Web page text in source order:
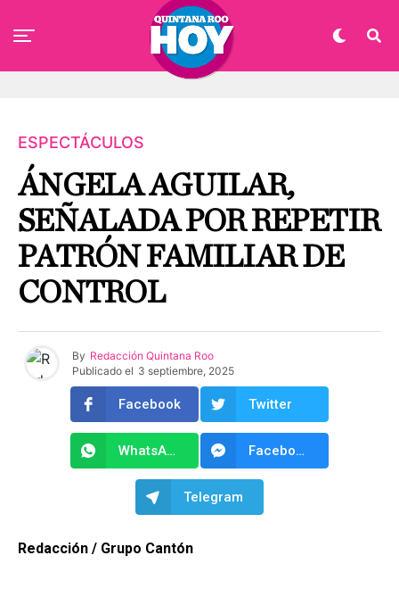
ESPECTÁCULOS
ÁNGELA AGUILAR,
SEÑALADA POR REPETIR
PATRÓN FAMILIAR DE
CONTROL
By Redacción Quintana Roo
Publicado el 3 septiembre, 2025
Facebook Twitter
WhatsApp Facebook Messenger
Telegram
Redacción / Grupo Cantón